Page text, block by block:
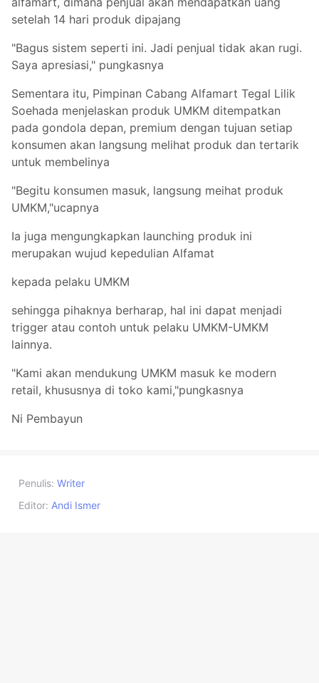
setelah 14 hari produk dipajang
"Bagus sistem seperti ini. Jadi penjual tidak akan rugi.
Saya apresiasi," pungkasnya
Sementara itu, Pimpinan Cabang Alfamart Tegal Lilik
Soehada menjelaskan produk UMKM ditempatkan
pada gondola depan, premium dengan tujuan setiap
konsumen akan langsung melihat produk dan tertarik
untuk membelinya
"Begitu konsumen masuk, langsung meihat produk
UMKM,"ucapnya
Ia juga mengungkapkan launching produk ini
merupakan wujud kepedulian Alfamat
kepada pelaku UMKM
sehingga pihaknya berharap, hal ini dapat menjadi
trigger atau contoh untuk pelaku UMKM-UMKM
lainnya.
"Kami akan mendukung UMKM masuk ke modern
retail, khususnya di toko kami,"pungkasnya
Ni Pembayun
Penulis: Writer
Editor: Andi Ismer